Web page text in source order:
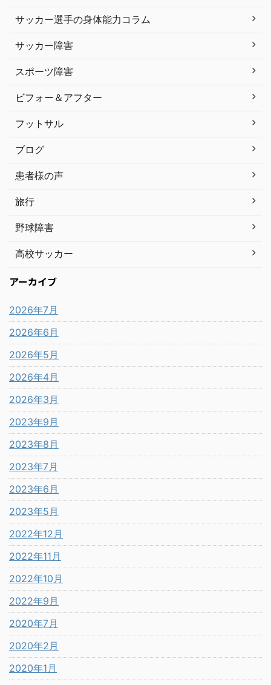
サッカー選手の身体能力コラム
サッカー障害
スポーツ障害
ビフォー＆アフター
フットサル
ブログ
患者様の声
旅行
野球障害
高校サッカー
アーカイブ
2026年7月
2026年6月
2026年5月
2026年4月
2026年3月
2023年9月
2023年8月
2023年7月
2023年6月
2023年5月
2022年12月
2022年11月
2022年10月
2022年9月
2020年7月
2020年2月
2020年1月